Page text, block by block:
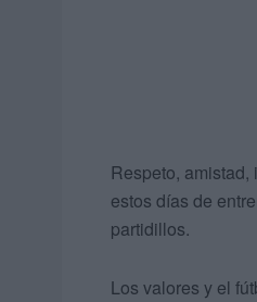
Respeto,
estos días de
partidillos.
Los valores y el